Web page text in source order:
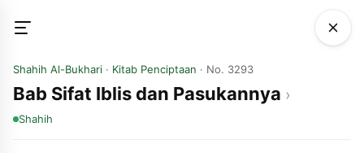
Shahih Al-Bukhari · Kitab Penciptaan · No. 3293
Bab Sifat Iblis dan Pasukannya
Shahih